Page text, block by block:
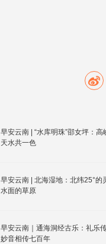
早安云南 | “水库明珠”邵女坪：高
天水共一色
早安云南 | 北海湿地：北纬25°的
水面的草原
早安云南｜通海洞经古乐：礼乐
妙音相传七百年